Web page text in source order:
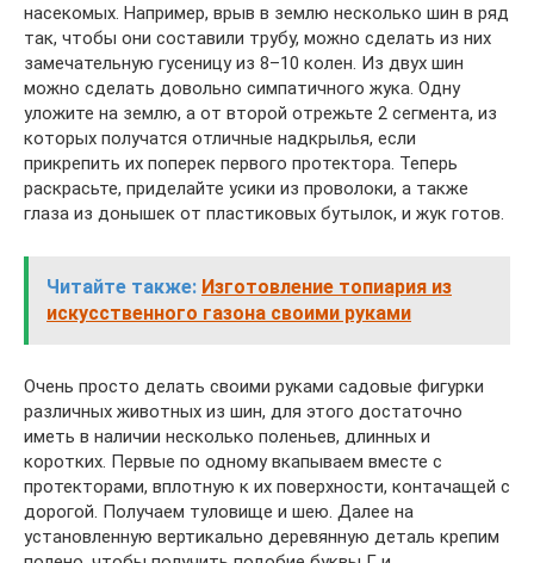
насекомых. Например, врыв в землю несколько шин в ряд
так, чтобы они составили трубу, можно сделать из них
замечательную гусеницу из 8–10 колен. Из двух шин
можно сделать довольно симпатичного жука. Одну
уложите на землю, а от второй отрежьте 2 сегмента, из
которых получатся отличные надкрылья, если
прикрепить их поперек первого протектора. Теперь
раскрасьте, приделайте усики из проволоки, а также
глаза из донышек от пластиковых бутылок, и жук готов.
Читайте также: Изготовление топиария из
искусственного газона своими руками
Очень просто делать своими руками садовые фигурки
различных животных из шин, для этого достаточно
иметь в наличии несколько поленьев, длинных и
коротких. Первые по одному вкапываем вместе с
протекторами, вплотную к их поверхности, контачащей с
дорогой. Получаем туловище и шею. Далее на
установленную вертикально деревянную деталь крепим